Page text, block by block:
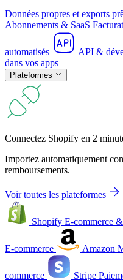
Données propres et exports
Abonnements & SaaS
automatisés API &
dans vos apps
Plateformes
Connectez Shopify en 2
Importez automatiquement
remboursements.
Voir toutes les plateformes
Shopify E-commerce
E-commerce Amazon
commerce Stripe